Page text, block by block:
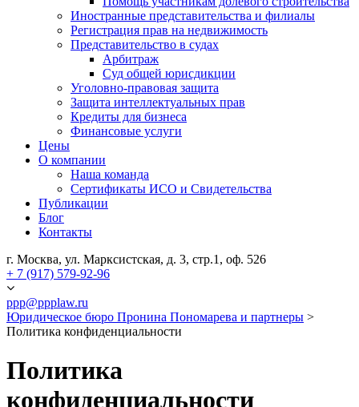
Иностранные представительства и филиалы
Регистрация прав на недвижимость
Представительство в судах
Арбитраж
Суд общей юрисдикции
Уголовно-правовая защита
Защита интеллектуальных прав
Кредиты для бизнеса
Финансовые услуги
Цены
О компании
Наша команда
Сертификаты ИСО и Свидетельства
Публикации
Блог
Контакты
г. Москва, ул. Марксистская, д. 3, стр.1, оф. 526
+ 7 (917) 579-92-96
ppp@ppplaw.ru
Юридическое бюро Пронина Пономарева и партнеры >
Политика конфиденциальности
Политика
конфиденциальности